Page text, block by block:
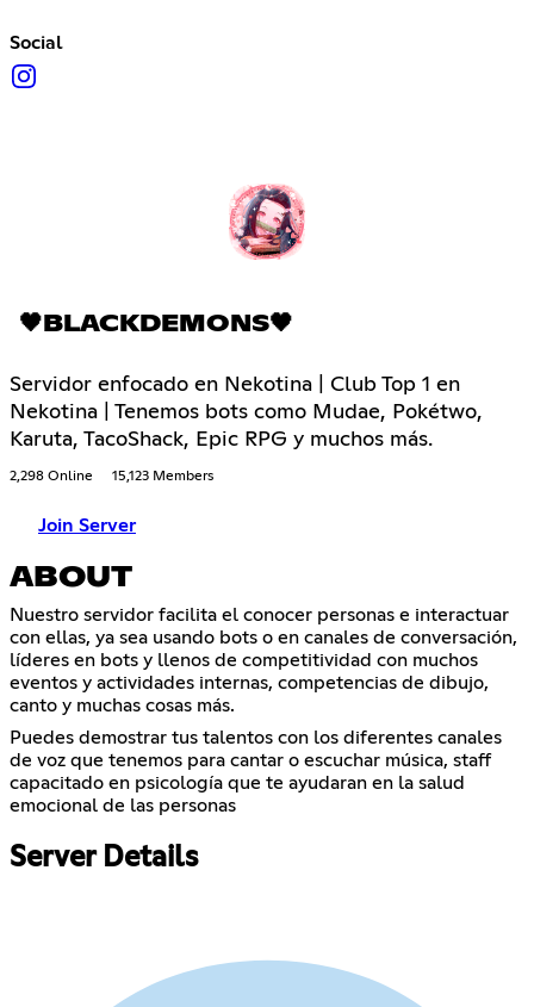
Social
🖤BLACKDEMONS🖤
Servidor enfocado en Nekotina | Club Top 1 en
Nekotina | Tenemos bots como Mudae, Pokétwo,
Karuta, TacoShack, Epic RPG y muchos más.
2,298 Online 15,123 Members
Join Server
ABOUT
Nuestro servidor facilita el conocer personas e interactuar
con ellas, ya sea usando bots o en canales de conversación,
líderes en bots y llenos de competitividad con muchos
eventos y actividades internas, competencias de dibujo,
canto y muchas cosas más.
Puedes demostrar tus talentos con los diferentes canales
de voz que tenemos para cantar o escuchar música, staff
capacitado en psicología que te ayudaran en la salud
emocional de las personas
Server Details